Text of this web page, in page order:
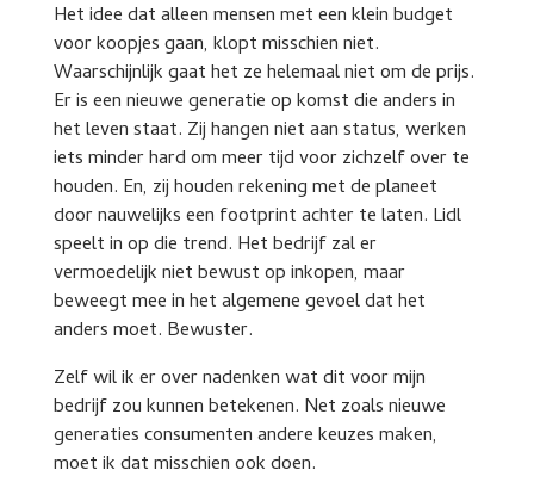
Het idee dat alleen mensen met een klein budget
voor koopjes gaan, klopt misschien niet.
Waarschijnlijk gaat het ze helemaal niet om de prijs.
Er is een nieuwe generatie op komst die anders in
het leven staat. Zij hangen niet aan status, werken
iets minder hard om meer tijd voor zichzelf over te
houden. En, zij houden rekening met de planeet
door nauwelijks een footprint achter te laten. Lidl
speelt in op die trend. Het bedrijf zal er
vermoedelijk niet bewust op inkopen, maar
beweegt mee in het algemene gevoel dat het
anders moet. Bewuster.
Zelf wil ik er over nadenken wat dit voor mijn
bedrijf zou kunnen betekenen. Net zoals nieuwe
generaties consumenten andere keuzes maken,
moet ik dat misschien ook doen.